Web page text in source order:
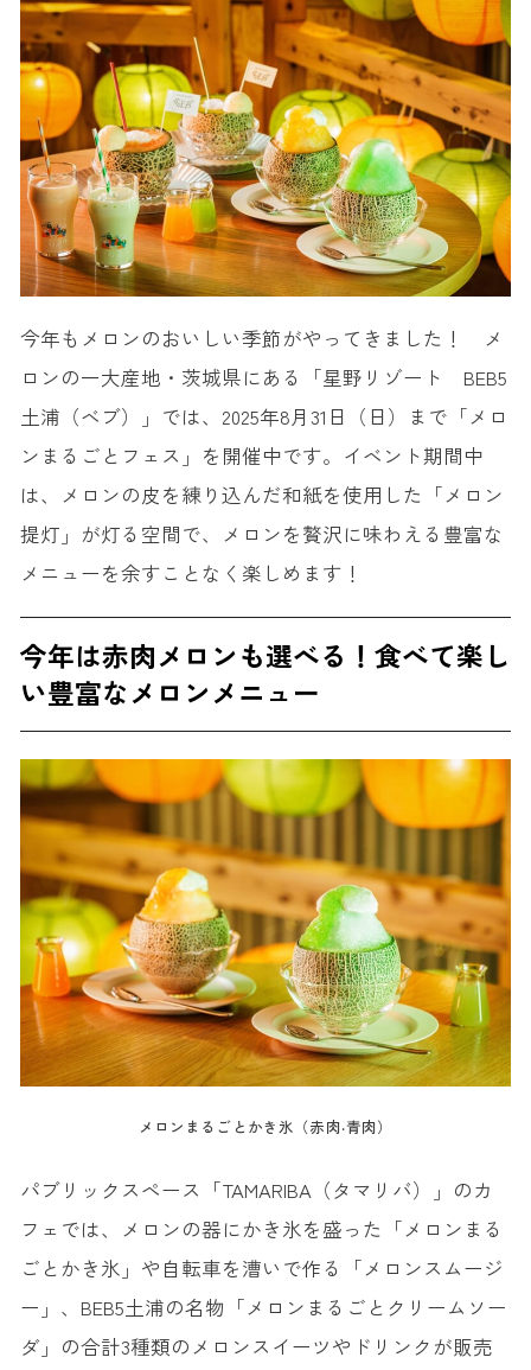
今年もメロンのおいしい季節がやってきました！ メ
ロンの一大産地・茨城県にある「星野リゾート BEB5
土浦（ベブ）」では、2025年8月31日（日）まで「メロ
ンまるごとフェス」を開催中です。イベント期間中
は、メロンの皮を練り込んだ和紙を使用した「メロン
提灯」が灯る空間で、メロンを贅沢に味わえる豊富な
メニューを余すことなく楽しめます！
今年は赤肉メロンも選べる！食べて楽し
い豊富なメロンメニュー
メロンまるごとかき氷（赤肉‧青肉）
パブリックスペース「TAMARIBA（タマリバ）」のカ
フェでは、メロンの器にかき氷を盛った「メロンまる
ごとかき氷」や自転車を漕いで作る「メロンスムージ
ー」、BEB5土浦の名物「メロンまるごとクリームソー
ダ」の合計3種類のメロンスイーツやドリンクが販売